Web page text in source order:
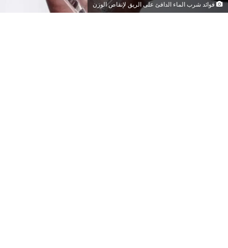
فوائد شرب الماء الدافئ على الريق لإنقاص الوزن